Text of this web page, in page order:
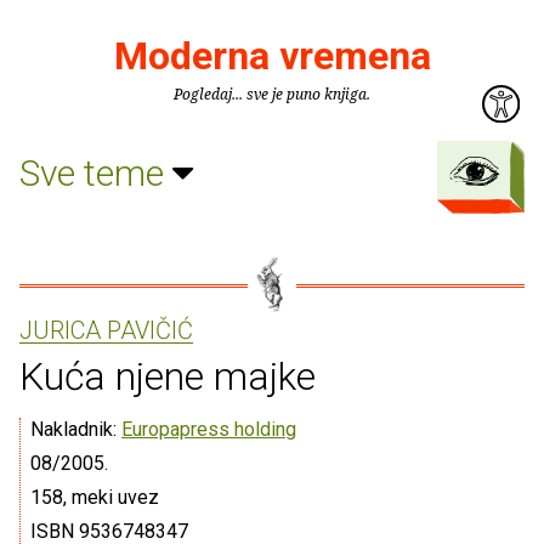
Moderna vremena
Pogledaj... sve je puno knjiga.
Sve teme
JURICA PAVIČIĆ
Kuća njene majke
Nakladnik: Europapress holding
08/2005.
158, meki uvez
ISBN 9536748347